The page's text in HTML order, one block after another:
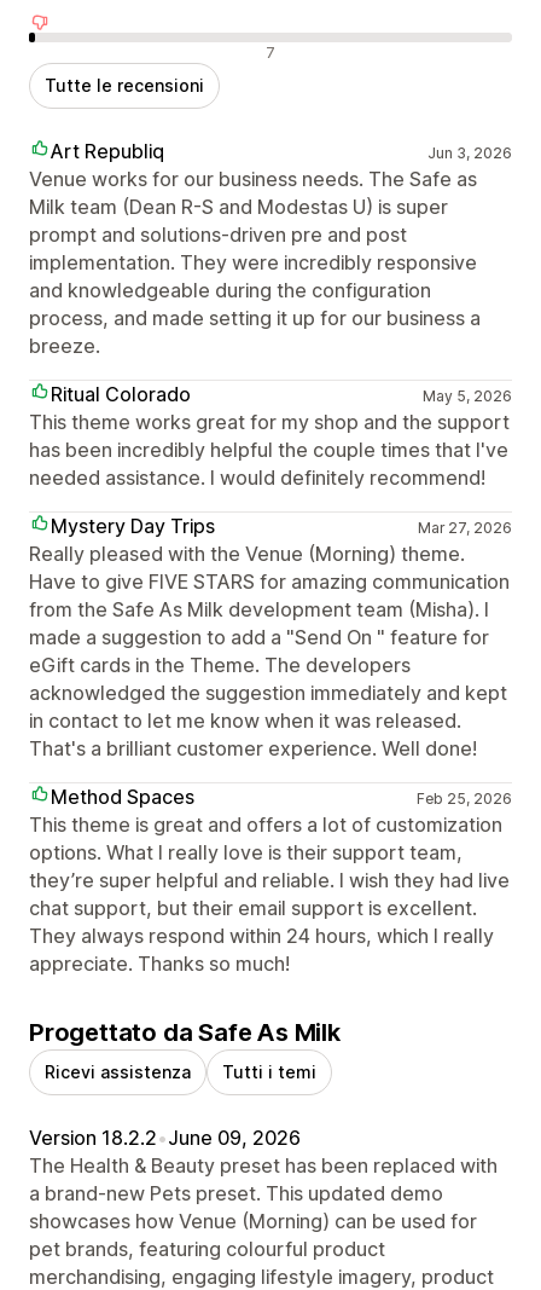
Recensioni negative 7
Tutte le recensioni
Art Republiq Jun 3, 2026
Venue works for our business needs. The Safe as
Milk team (Dean R-S and Modestas U) is super
prompt and solutions-driven pre and post
implementation. They were incredibly responsive
and knowledgeable during the configuration
process, and made setting it up for our business a
breeze.
Ritual Colorado
May 5, 2026
This theme works great for my shop and the support
has been incredibly helpful the couple times that I've
needed assistance. I would definitely recommend!
Mystery Day Trips
Mar 27, 2026
Really pleased with the Venue (Morning) theme.
Have to give FIVE STARS for amazing communication
from the Safe As Milk development team (Misha). I
made a suggestion to add a "Send On " feature for
eGift cards in the Theme. The developers
acknowledged the suggestion immediately and kept
in contact to let me know when it was released.
That's a brilliant customer experience. Well done!
Method Spaces
Feb 25, 2026
This theme is great and offers a lot of customization
options. What I really love is their support team,
they’re super helpful and reliable. I wish they had live
chat support, but their email support is excellent.
They always respond within 24 hours, which I really
appreciate. Thanks so much!
Progettato da Safe As Milk
Ricevi assistenza Tutti i temi
Version 18.2.2•June 09, 2026
The Health & Beauty preset has been replaced with
a brand-new Pets preset. This updated demo
showcases how Venue (Morning) can be used for
pet brands, featuring colourful product
merchandising, engaging lifestyle imagery, product